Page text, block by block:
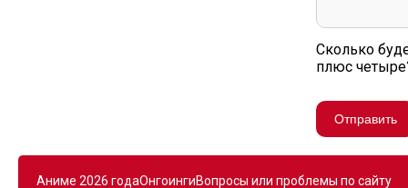
Сколько
плюс
Отправить
Аниме 2026 годаОнгоингиВопросы или проблемы по сайту